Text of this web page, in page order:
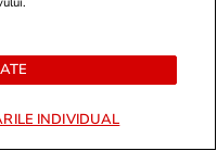
INDIVIDUAL